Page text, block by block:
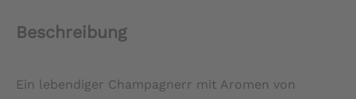
Beschreibung
Ein lebendiger Champagnerr mit Aromen von